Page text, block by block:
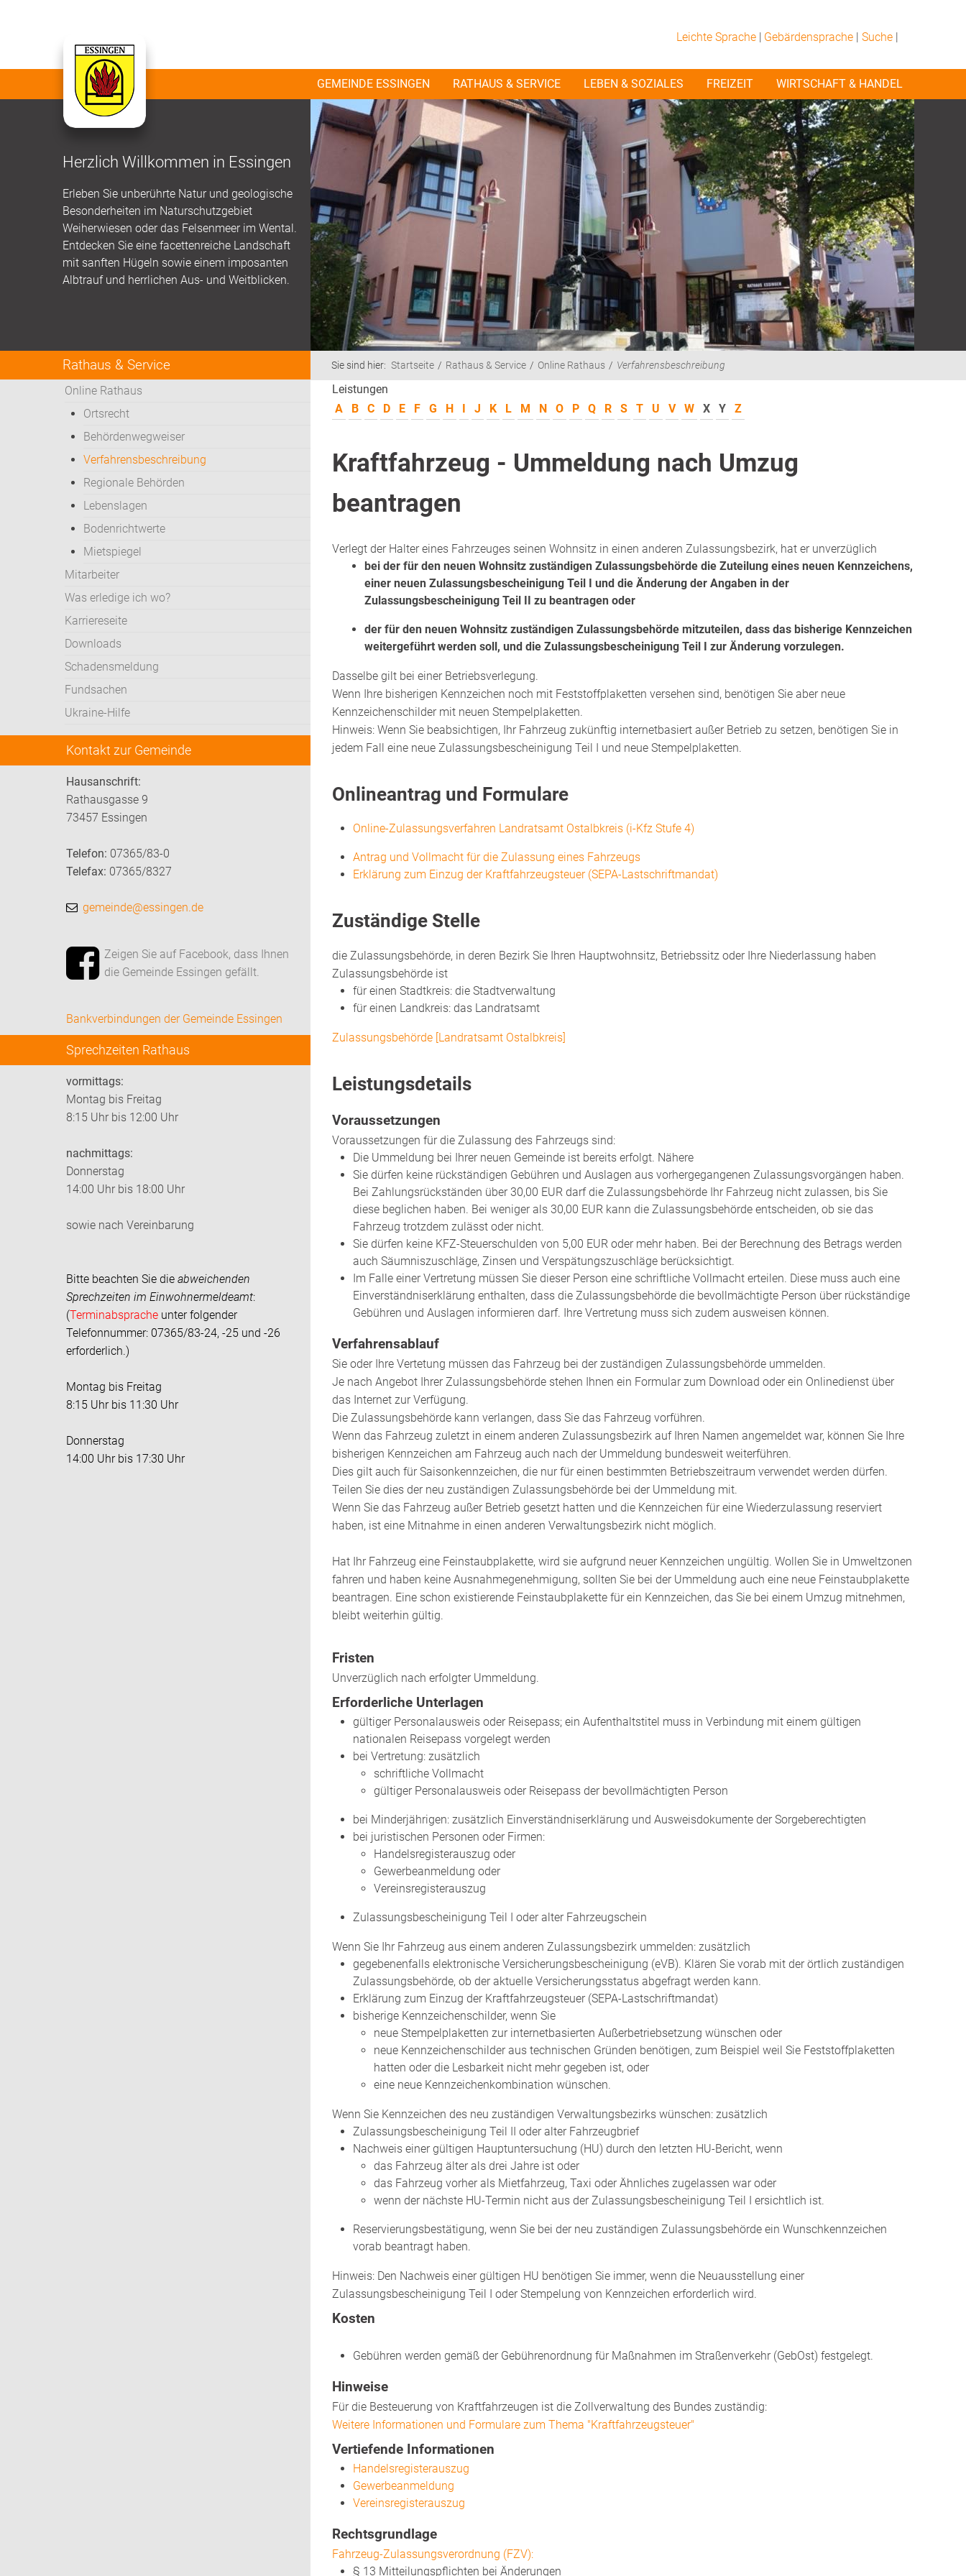
Leichte Sprache | Gebärdensprache | Suche|
GEMEINDE ESSINGEN RATHAUS & SERVICE LEBEN & SOZIALES FREIZEIT WIRTSCHAFT & HANDEL
Herzlich Willkommen in Essingen
Erleben Sie unberührte Natur und geologische
Besonderheiten im Naturschutzgebiet
Weiherwiesen oder das Felsenmeer im Wental.
Entdecken Sie eine facettenreiche Landschaft
mit sanften Hügeln sowie einem imposanten
Albtrauf und herrlichen Aus- und Weitblicken.
Rathaus & Service
Online Rathaus
Ortsrecht
Behördenwegweiser
Verfahrensbeschreibung
Regionale Behörden
Lebenslagen
Bodenrichtwerte
Mietspiegel
Mitarbeiter
Was erledige ich wo?
Karriereseite
Downloads
Schadensmeldung
Fundsachen
Ukraine-Hilfe
Kontakt zur Gemeinde
Hausanschrift:
Rathausgasse 9
73457 Essingen
Telefon: 07365/83-0
Telefax: 07365/8327
gemeinde@essingen.de
Zeigen Sie auf Facebook, dass Ihnen
die Gemeinde Essingen gefällt.
Bankverbindungen der Gemeinde Essingen
Sprechzeiten Rathaus
vormittags:
Montag bis Freitag
8:15 Uhr bis 12:00 Uhr
nachmittags:
Donnerstag
14:00 Uhr bis 18:00 Uhr
sowie nach Vereinbarung
Bitte beachten Sie die abweichenden
Sprechzeiten im Einwohnermeldeamt:
(Terminabsprache unter folgender
Telefonnummer: 07365/83-24, -25 und -26
erforderlich.)
Montag bis Freitag
8:15 Uhr bis 11:30 Uhr
Donnerstag
14:00 Uhr bis 17:30 Uhr
Sie sind hier: Startseite Rathaus & Service Online Rathaus Verfahrensbeschreibung
Leistungen
A
B C D E F G H I J K L M N O P Q R S T U V W X Y Z
Kraftfahrzeug - Ummeldung nach Umzug
beantragen
Verlegt der Halter eines Fahrzeuges seinen Wohnsitz in einen anderen Zulassungsbezirk, hat er unverzüglich
bei der für den neuen Wohnsitz zuständigen Zulassungsbehörde die Zuteilung eines neuen Kennzeichens,
einer neuen Zulassungsbescheinigung Teil I und die Änderung der Angaben in der
Zulassungsbescheinigung Teil II zu beantragen oder
der für den neuen Wohnsitz zuständigen Zulassungsbehörde mitzuteilen, dass das bisherige Kennzeichen
weitergeführt werden soll, und die Zulassungsbescheinigung Teil I zur Änderung vorzulegen.
Dasselbe gilt bei einer Betriebsverlegung.
Wenn Ihre bisherigen Kennzeichen noch mit Feststoffplaketten versehen sind, benötigen Sie aber neue
Kennzeichenschilder mit neuen Stempelplaketten.
Hinweis: Wenn Sie beabsichtigen, Ihr Fahrzeug zukünftig internetbasiert außer Betrieb zu setzen, benötigen Sie in
jedem Fall eine neue Zulassungsbescheinigung Teil I und neue Stempelplaketten.
Onlineantrag und Formulare
Online-Zulassungsverfahren Landratsamt Ostalbkreis (i-Kfz Stufe 4)
Antrag und Vollmacht für die Zulassung eines Fahrzeugs
Erklärung zum Einzug der Kraftfahrzeugsteuer (SEPA-Lastschriftmandat)
Zuständige Stelle
die Zulassungsbehörde, in deren Bezirk Sie Ihren Hauptwohnsitz, Betriebssitz oder Ihre Niederlassung haben
Zulassungsbehörde ist
für einen Stadtkreis: die Stadtverwaltung
für einen Landkreis: das Landratsamt
Zulassungsbehörde [Landratsamt Ostalbkreis]
Leistungsdetails
Voraussetzungen
Voraussetzungen für die Zulassung des Fahrzeugs sind:
Die Ummeldung bei Ihrer neuen Gemeinde ist bereits erfolgt. Nähere
Sie dürfen keine rückständigen Gebühren und Auslagen aus vorhergegangenen Zulassungsvorgängen haben.
Bei Zahlungsrückständen über 30,00 EUR darf die Zulassungsbehörde Ihr Fahrzeug nicht zulassen, bis Sie
diese beglichen haben. Bei weniger als 30,00 EUR kann die Zulassungsbehörde entscheiden, ob sie das
Fahrzeug trotzdem zulässt oder nicht.
Sie dürfen keine KFZ-Steuerschulden von 5,00 EUR oder mehr haben. Bei der Berechnung des Betrags werden
auch Säumniszuschläge, Zinsen und Verspätungszuschläge berücksichtigt.
Im Falle einer Vertretung müssen Sie dieser Person eine schriftliche Vollmacht erteilen. Diese muss auch eine
Einverständniserklärung enthalten, dass die Zulassungsbehörde die bevollmächtigte Person über rückständige
Gebühren und Auslagen informieren darf. Ihre Vertretung muss sich zudem ausweisen können.
Verfahrensablauf
Sie oder Ihre Vertetung müssen das Fahrzeug bei der zuständigen Zulassungsbehörde ummelden.
Je nach Angebot Ihrer Zulassungsbehörde stehen Ihnen ein Formular zum Download oder ein Onlinedienst über
das Internet zur Verfügung.
Die Zulassungsbehörde kann verlangen, dass Sie das Fahrzeug vorführen.
Wenn das Fahrzeug zuletzt in einem anderen Zulassungsbezirk auf Ihren Namen angemeldet war, können Sie Ihre
bisherigen Kennzeichen am Fahrzeug auch nach der Ummeldung bundesweit weiterführen.
Dies gilt auch für Saisonkennzeichen, die nur für einen bestimmten Betriebszeitraum verwendet werden dürfen.
Teilen Sie dies der neu zuständigen Zulassungsbehörde bei der Ummeldung mit.
Wenn Sie das Fahrzeug außer Betrieb gesetzt hatten und die Kennzeichen für eine Wiederzulassung reserviert
haben, ist eine Mitnahme in einen anderen Verwaltungsbezirk nicht möglich.
Hat Ihr Fahrzeug eine Feinstaubplakette, wird sie aufgrund neuer Kennzeichen ungültig. Wollen Sie in Umweltzonen
fahren und haben keine Ausnahmegenehmigung, sollten Sie bei der Ummeldung auch eine neue Feinstaubplakette
beantragen. Eine schon existierende Feinstaubplakette für ein Kennzeichen, das Sie bei einem Umzug mitnehmen,
bleibt weiterhin gültig.
Fristen
Unverzüglich nach erfolgter Ummeldung.
Erforderliche Unterlagen
gültiger Personalausweis oder Reisepass; ein Aufenthaltstitel muss in Verbindung mit einem gültigen
nationalen Reisepass vorgelegt werden
bei Vertretung: zusätzlich
schriftliche Vollmacht
gültiger Personalausweis oder Reisepass der bevollmächtigten Person
bei Minderjährigen: zusätzlich Einverständniserklärung und Ausweisdokumente der Sorgeberechtigten
bei juristischen Personen oder Firmen:
Handelsregisterauszug oder
Gewerbeanmeldung oder
Vereinsregisterauszug
Zulassungsbescheinigung Teil I oder alter Fahrzeugschein
Wenn Sie Ihr Fahrzeug aus einem anderen Zulassungsbezirk ummelden: zusätzlich
gegebenenfalls elektronische Versicherungsbescheinigung (eVB). Klären Sie vorab mit der örtlich zuständigen
Zulassungsbehörde, ob der aktuelle Versicherungsstatus abgefragt werden kann.
Erklärung zum Einzug der Kraftfahrzeugsteuer (SEPA-Lastschriftmandat)
bisherige Kennzeichenschilder, wenn Sie
neue Stempelplaketten zur internetbasierten Außerbetriebsetzung wünschen oder
neue Kennzeichenschilder aus technischen Gründen benötigen, zum Beispiel weil Sie Feststoffplaketten
hatten oder die Lesbarkeit nicht mehr gegeben ist, oder
eine neue Kennzeichenkombination wünschen.
Wenn Sie Kennzeichen des neu zuständigen Verwaltungsbezirks wünschen: zusätzlich
Zulassungsbescheinigung Teil II oder alter Fahrzeugbrief
Nachweis einer gültigen Hauptuntersuchung (HU) durch den letzten HU-Bericht, wenn
das Fahrzeug älter als drei Jahre ist oder
das Fahrzeug vorher als Mietfahrzeug, Taxi oder Ähnliches zugelassen war oder
wenn der nächste HU-Termin nicht aus der Zulassungsbescheinigung Teil I ersichtlich ist.
Reservierungsbestätigung, wenn Sie bei der neu zuständigen Zulassungsbehörde ein Wunschkennzeichen
vorab beantragt haben.
Hinweis: Den Nachweis einer gültigen HU benötigen Sie immer, wenn die Neuausstellung einer
Zulassungsbescheinigung Teil I oder Stempelung von Kennzeichen erforderlich wird.
Kosten
Gebühren werden gemäß der Gebührenordnung für Maßnahmen im Straßenverkehr (GebOst) festgelegt.
Hinweise
Für die Besteuerung von Kraftfahrzeugen ist die Zollverwaltung des Bundes zuständig:
Weitere Informationen und Formulare zum Thema "Kraftfahrzeugsteuer"
Vertiefende Informationen
Handelsregisterauszug
Gewerbeanmeldung
Vereinsregisterauszug
Rechtsgrundlage
Fahrzeug-Zulassungsverordnung (FZV):
§ 13 Mitteilungspflichten bei Änderungen